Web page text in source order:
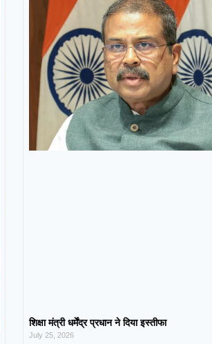
शिक्षा मंत्री धर्मेंद्र प्रधान ने दिया इस्तीफा
July 25, 2026